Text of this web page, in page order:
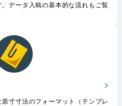
データ入稿の基本的な流れもご覧
寸寸法のフォーマット（テンプレ